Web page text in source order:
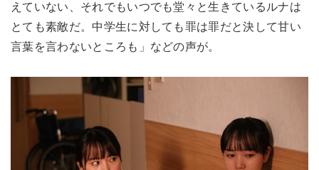
えていない、それでもいつでも堂々と生きているルナは
とても素敵だ。中学生に対しても罪は罪だと決して甘い
言葉を言わないところも」などの声が。